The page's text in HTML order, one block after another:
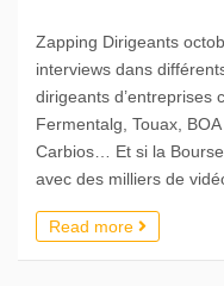
Zapping Dirigeants
interviews dans
dirigeants d’entreprises
Fermentalg, Touax,
Carbios… Et si la
avec des milliers de
Read more